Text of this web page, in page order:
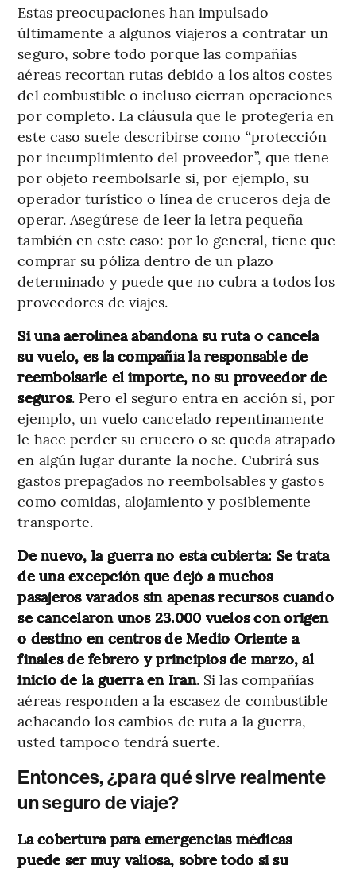
Estas preocupaciones han impulsado
últimamente a algunos viajeros a contratar un
seguro, sobre todo porque las compañías
aéreas recortan rutas debido a los altos costes
del combustible o incluso cierran operaciones
por completo. La cláusula que le protegería en
este caso suele describirse como “protección
por incumplimiento del proveedor”, que tiene
por objeto reembolsarle si, por ejemplo, su
operador turístico o línea de cruceros deja de
operar. Asegúrese de leer la letra pequeña
también en este caso: por lo general, tiene que
comprar su póliza dentro de un plazo
determinado y puede que no cubra a todos los
proveedores de viajes.
Si una aerolínea abandona su ruta o cancela
su vuelo, es la compañía la responsable de
reembolsarle el importe, no su proveedor de
seguros. Pero el seguro entra en acción si, por
ejemplo, un vuelo cancelado repentinamente
le hace perder su crucero o se queda atrapado
en algún lugar durante la noche. Cubrirá sus
gastos prepagados no reembolsables y gastos
como comidas, alojamiento y posiblemente
transporte.
De nuevo, la guerra no está cubierta: Se trata
de una excepción que dejó a muchos
pasajeros varados sin apenas recursos cuando
se cancelaron unos 23.000 vuelos con origen
o destino en centros de Medio Oriente a
finales de febrero y principios de marzo, al
inicio de la guerra en Irán. Si las compañías
aéreas responden a la escasez de combustible
achacando los cambios de ruta a la guerra,
usted tampoco tendrá suerte.
Entonces, ¿para qué sirve realmente
un seguro de viaje?
La cobertura para emergencias médicas
puede ser muy valiosa, sobre todo si su